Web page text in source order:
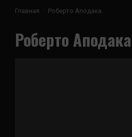
Главная Роберто Аподака
Роберто Аподака